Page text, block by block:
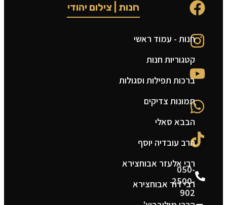
050-
2500-
902
חנות | צילום יהודי
חנות - עמוד ראשי
קטגוריות חנות
ברכות תפילות וסגולות
תמונות צדיקים
הבבא סאלי
הרב עובדיה יוסף
רבי אלעזר אבוחצירא
רבי דוד אבוחצירא